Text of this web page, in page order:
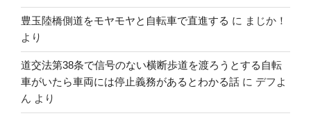
豊玉陸橋側道をモヤモヤと自転車で直進する に まじか！
より
道交法第38条で信号のない横断歩道を渡ろうとする自転
車がいたら車両には停止義務があるとわかる話 に デフよ
ん より